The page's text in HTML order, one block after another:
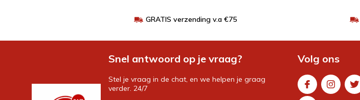
GRATIS verzending v.a €75
Snel antwoord op je vraag?
Stel je vraag in de chat, en we helpen je graag
verder. 24/7
Volg ons